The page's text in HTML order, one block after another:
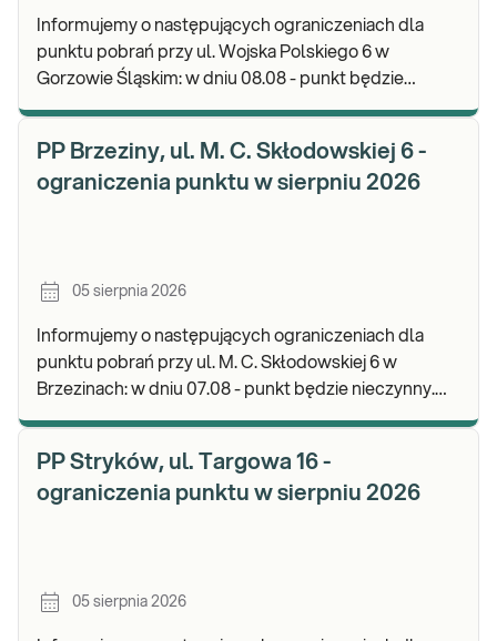
Informujemy o następujących ograniczeniach dla
punktu pobrań przy ul. Wojska Polskiego 6 w
Gorzowie Śląskim: w dniu 08.08 - punkt będzie
PP Brzeziny, ul. M. C. Skłodowskiej 6 -
ograniczenia punktu w sierpniu 2026
05 sierpnia 2026
Informujemy o następujących ograniczeniach dla
punktu pobrań przy ul. M. C. Skłodowskiej 6 w
Brzezinach: w dniu 07.08 - punkt będzie nieczynny.
PP Stryków, ul. Targowa 16 -
ograniczenia punktu w sierpniu 2026
05 sierpnia 2026